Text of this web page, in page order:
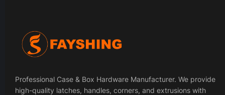
Professional Case & Box Hardware Manufacturer. We provide
high-quality latches, handles, corners, and extrusions with